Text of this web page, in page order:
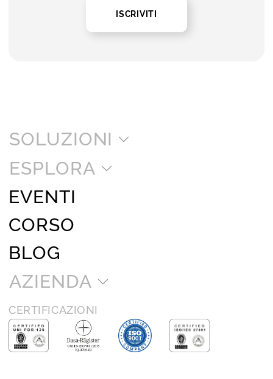
ISCRIVITI
SOLUZIONI
ESPLORA
EVENTI
CORSO
BLOG
AZIENDA
CERTIFICAZIONI